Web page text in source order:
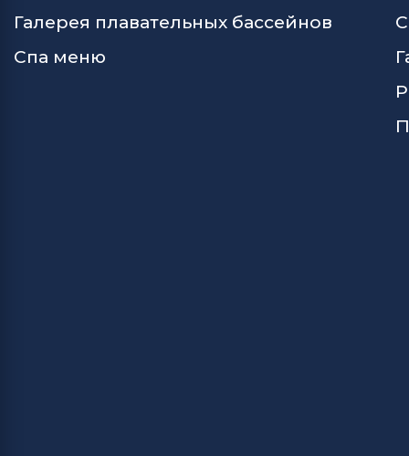
Галерея плавательных бассейнов
Спа меню